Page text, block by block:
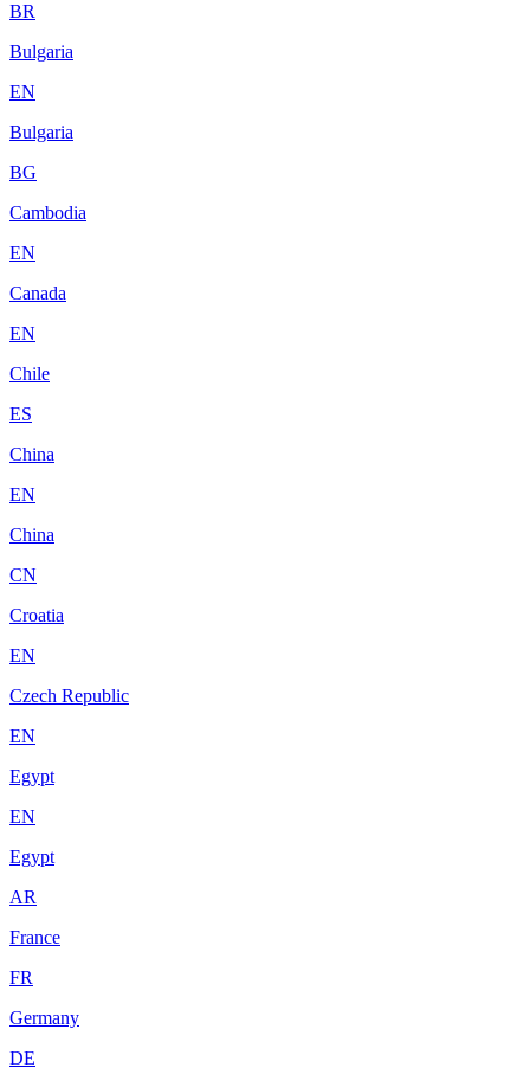
BR
Bulgaria
EN
Bulgaria
BG
Cambodia
EN
Canada
EN
Chile
ES
China
EN
China
CN
Croatia
EN
Czech Republic
EN
Egypt
EN
Egypt
AR
France
FR
Germany
DE